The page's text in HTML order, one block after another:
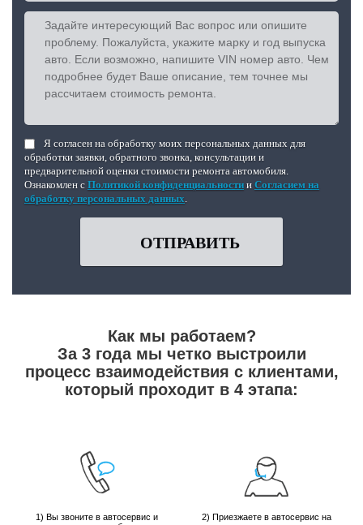
Я согласен на обработку моих персональных данных для
обработки заявки, обратного звонка, консультации и
предварительной оценки стоимости ремонта автомобиля.
Ознакомлен с Политикой конфиденциальности и Согласием на
обработку персональных данных
ОТПРАВИТЬ
Как мы работаем?
За 3 года мы четко выстроили
процесс взаимодействия с клиентами,
который проходит в 4 этапа:
1) Вы звоните в автосервис и
2) Приезжаете в автосервис на